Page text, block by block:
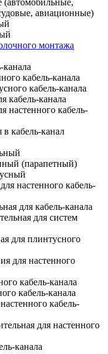
авиационные)
монтажа
канала
кабель-канала
кабель-канала
кабель-канала
настенного кабель-
в кабель-канал
(парапетный)
настенного кабель-
для кабель-канала
для систем
для плинтусного
для настенного
кабель-канала
кабель-канала
кабель-
для настенного
канала